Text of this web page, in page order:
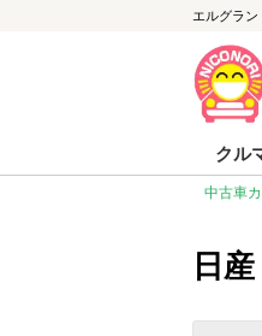
エルグラ
クル
中古車
日